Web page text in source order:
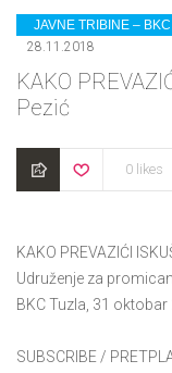
CATEGORIES
JAVNE TRIBINE –
28.11.2018
KAKO
Pezić
0 likes
KAKO PREVAZIĆI
Udruženje za
BKC Tuzla, 31 oktobar
SUBSCRIBE /